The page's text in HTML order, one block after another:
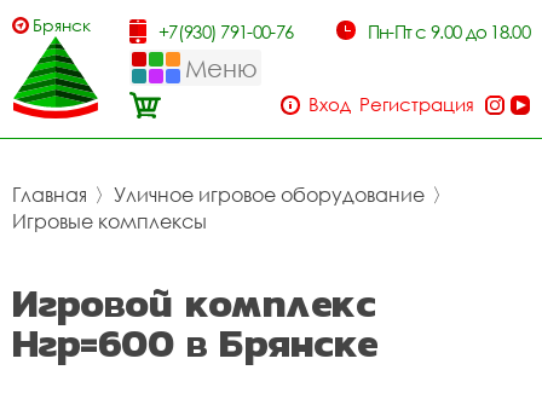
Брянск +7(930) 791-00-76 Пн-Пт с 9.00 до 18.00
Меню
Вход Регистрация
Главная 〉 Уличное игровое оборудование 〉
Игровые комплексы
Игровой комплекс
Нгр=600 в Брянске